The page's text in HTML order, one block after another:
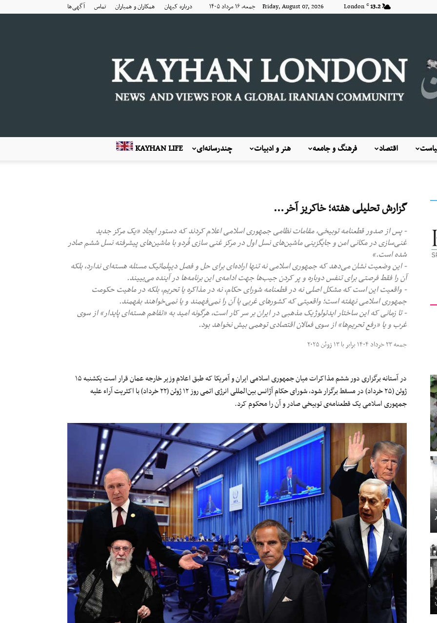
13.2
C
London Friday, August 07, 2026 جمعه, ۱۶ مرداد ۱۴۰۵ درباره کیهان همکاران و همیاران تماس آگهی‌ها
کیهان
لندن
KAYHAN LIFE چندرسانه‌ای هنر و ادبیات فرهنگ و جامعه اقتصاد
گزارش تحلیلی هفته؛ خاکریز آخر…
- پس از صدور قطعنامه توبیخی، مقامات نظامی جمهوری اسلامی اعلام کردند که دستور ایجاد «یک مرکز جدید
غنی‌سازی در مکانی امن و جایگزینی ماشین‌های نسل اول در مرکز غنی سازی فُردو با ماشین‌های پیشرفته نسل ششم صادر
شده است.»
- این وضعیت نشان می‌دهد که جمهوری اسلامی نه تنها اراده‌ای برای حل ‌و فصل دیپلماتیک مسئله هسته‌ای ندارد، بلکه
آن را فقط فرصتی برای تنفس دوباره و پر کردن جیب‌ها جهت ادامه‌ی این برنامه‌ها در آینده می‌بییند.
- واقعیت این است که مشکل اصلی نه در قطعنامه شورای حکام، نه در مذاکره یا تحریم، بلکه در ماهیت حکومت
جمهوری اسلامی نهفته است؛ واقعیتی که کشورهای غربی یا آن را نمی‌فهمند و یا نمی‌خواهند بفهمند.
- تا زمانی که این ساختار ایدئولوژیک مذهبی در ایران بر سر کار است، هرگونه امید به «تفاهم هسته‌ای پایدار» از سوی
غرب و یا «رفع تحریم‌ها» از سوی فعالان اقتصادی توهمی بیش نخواهد بود.
جمعه ۲۳ خرداد ۱۴۰۴ برابر با ۱۳ ژوئن ۲۰۲۵
در آستانه برگزاری دور ششم مذاکرات میان جمهوری اسلامی ایران و آمریکا که طبق اعلام وزیر خارجه عمان قرار است یکشنبه ۱۵
ژوئن (۲۵ خرداد) در مسقط برگزار شود، شورای حکام آژانس بین‌المللی انرژی اتمی روز ۱۲ ژوئن (۲۲ خرداد) با اکثریت آراء علیه
جمهوری اسلامی یک قطعنامه‌ی توبیخی صادر و آن را محکوم کرد.